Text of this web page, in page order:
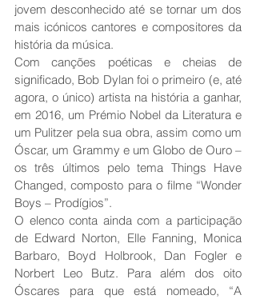
jovem desconhecido até se tornar um dos
mais icónicos cantores e compositores da
história da música.
Com canções poéticas e cheias de
significado, Bob Dylan foi o primeiro (e, até
agora, o único) artista na história a ganhar,
em 2016, um Prémio Nobel da Literatura e
um Pulitzer pela sua obra, assim como um
Óscar, um Grammy e um Globo de Ouro –
os três últimos pelo tema Things Have
Changed, composto para o filme “Wonder
Boys – Prodígios”.
O elenco conta ainda com a participação
de Edward Norton, Elle Fanning, Monica
Barbaro, Boyd Holbrook, Dan Fogler e
Norbert Leo Butz. Para além dos oito
Óscares para que está nomeado, “A